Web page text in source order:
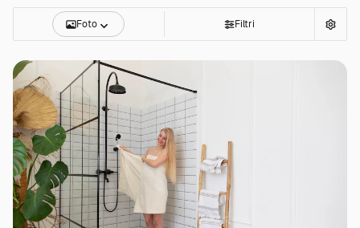
Foto Filtri